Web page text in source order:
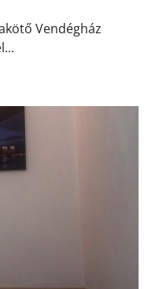
Vendégház